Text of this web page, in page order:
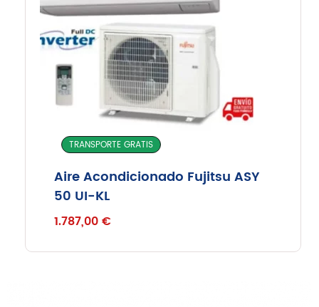
TRANSPORTE GRATIS
Aire Acondicionado Fujitsu ASY
50 UI-KL
1.787,00€